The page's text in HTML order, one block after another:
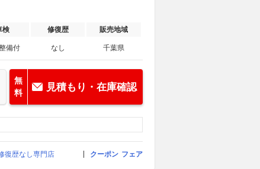
検 修復歴 販売地域
備付 なし 千葉県
無
料
見積もり・在庫確認
復歴なし専門店 クーポン フェア